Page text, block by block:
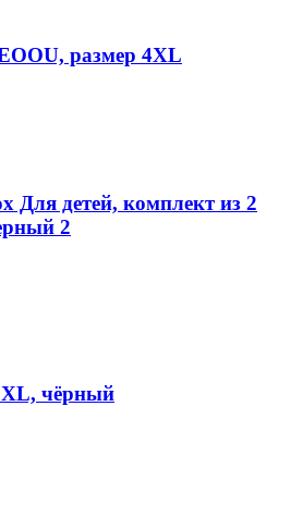
размер 4XL
Для детей, комплект из 2
2
чёрный